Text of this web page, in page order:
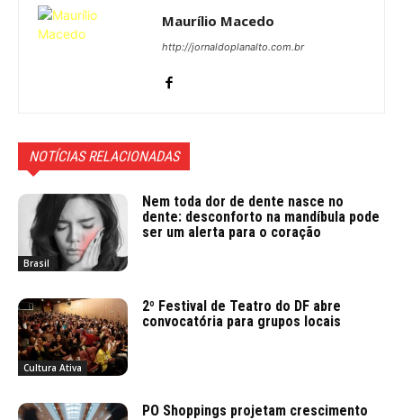
Maurílio Macedo
http://jornaldoplanalto.com.br
NOTÍCIAS RELACIONADAS
Brasil
Nem toda dor de dente nasce no
dente: desconforto na mandíbula pode
ser um alerta para o coração
Cultura Ativa
2º Festival de Teatro do DF abre
convocatória para grupos locais
PO Shoppings projetam crescimento